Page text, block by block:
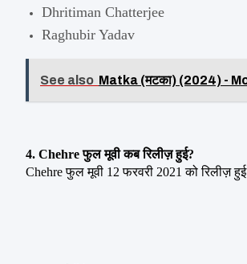
Dhritiman Chatterjee
Raghubir Yadav
See also Matka (मटका) (2024) -
4. Chehre फुल मूवी कब रिलीज़ हुई?
Chehre फुल मूवी 12 फरवरी 2021 को रिलीज़